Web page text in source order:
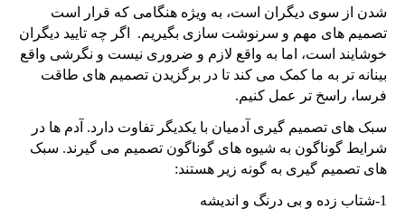
شدن از سوی دیگران است، به ویژه هنگامی که قرار است
تصمیم های مهم و سرنوشت سازی بگیریم. اگر چه تایید دیگران
خوشایند است، اما به واقع لازم و ضروری نیست و نگرشی واقع
بینانه تر به ما کمک می کند تا در برگزیدن تصمیم های طاقت
فرسا، راسخ تر عمل کنیم.
سبک های تصمیم گیری آدمیان با یکدیگر تفاوت دارد. آدم ها در
شرایط گوناگون به شیوه های گوناگون تصمیم می گیرند. سبک
های تصمیم گیری به گونه زیر هستند:
1-شتاب زده و بی درنگ و اندیشه